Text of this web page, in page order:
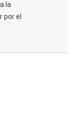
la
por el